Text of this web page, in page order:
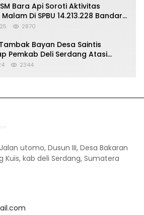
Bara Api Soroti Aktivitas
Di SPBU 14.213.228 Bandar
2870
Bayan Desa Saintis
Pemkab Deli Serdang Atasi
2344
utomo, Dusun III, Desa Bakaran
Kuis, kab deli Serdang, Sumatera